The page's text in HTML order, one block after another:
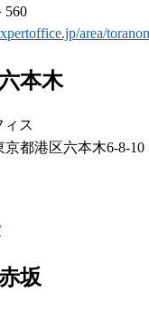
560
area/
本木
ィス
京都港区六本木6-8-
坂